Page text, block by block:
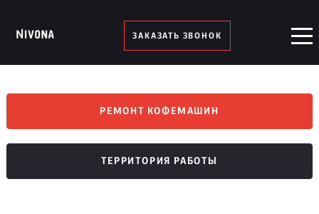
ЗАКАЗАТЬ ЗВОНОК
РЕМОНТ КОФЕМАШИН
ТЕРРИТОРИЯ РАБОТЫ